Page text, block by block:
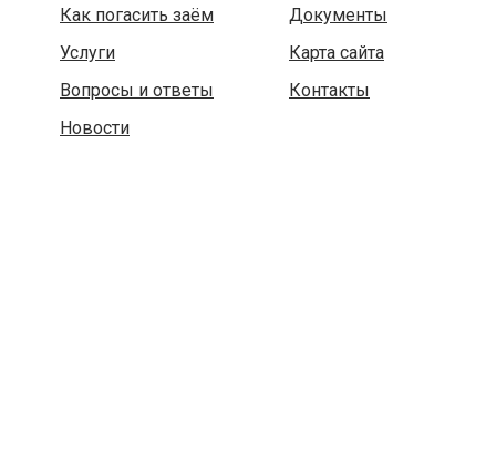
Как погасить заём
Документы
Услуги
Карта сайта
Вопросы и ответы
Контакты
Новости